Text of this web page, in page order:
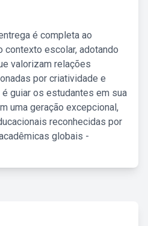
é completa ao
escolar, adotando
valorizam relações
por criatividade e
guiar os estudantes em sua
uma geração excepcional,
reconhecidas por
globais -